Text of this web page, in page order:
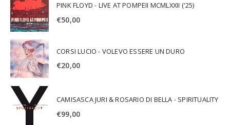
PINK FLOYD - LIVE AT POMPEII MCMLXXII ('25)
€50,00
CORSI LUCIO - VOLEVO ESSERE UN DURO
€20,00
CAMISASCA JURI & ROSARIO DI BELLA - SPIRITUALITY
€99,00